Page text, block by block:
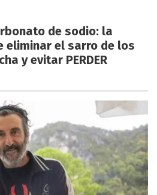
de sodio: la
eliminar el sarro de los
y evitar PERDER